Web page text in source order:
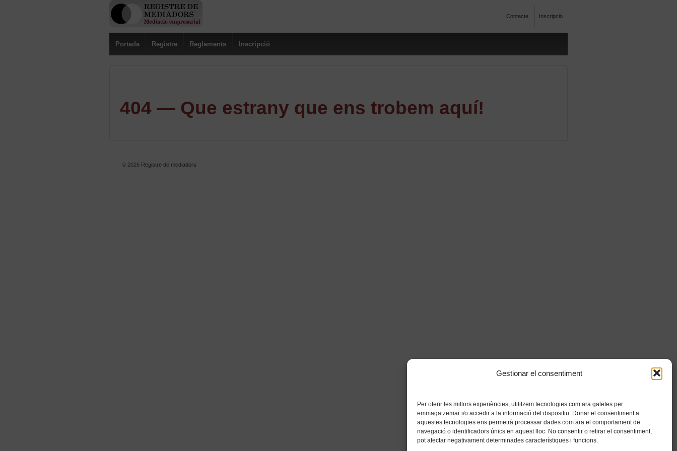
Gestionar el consentiment
Per oferir les millors experiències, utilitzem tecnologies com ara galetes per
emmagatzemar i/o accedir a la informació del dispositiu. Donar el consentiment a
aquestes tecnologies ens permetrà processar dades com ara el comportament de
navegació o identificadors únics en aquest lloc. No consentir o retirar el consentiment,
pot afectar negativament determinades característiques i funcions.
Contacte Inscripció
Portada Registre Reglaments Inscripció
404 — Que estrany que ens trobem aquí!
© 2026 Registre de mediadors